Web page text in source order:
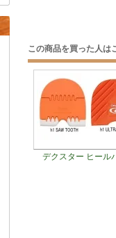
この商品を買った人は
デクスター ヒール